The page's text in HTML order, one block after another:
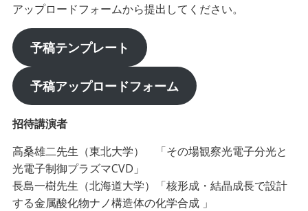
アップロードフォームから提出してください。
予稿テンプレート
予稿アップロードフォーム
招待講演者
高桑雄二先生（東北大学） 「その場観察光電子分光と
光電子制御プラズマCVD」
長島一樹先生（北海道大学）「核形成・結晶成長で設計
する金属酸化物ナノ構造体の化学合成 」